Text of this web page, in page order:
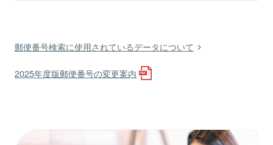
郵便番号検索に使用されているデータについて
2025年度版郵便番号の変更案内